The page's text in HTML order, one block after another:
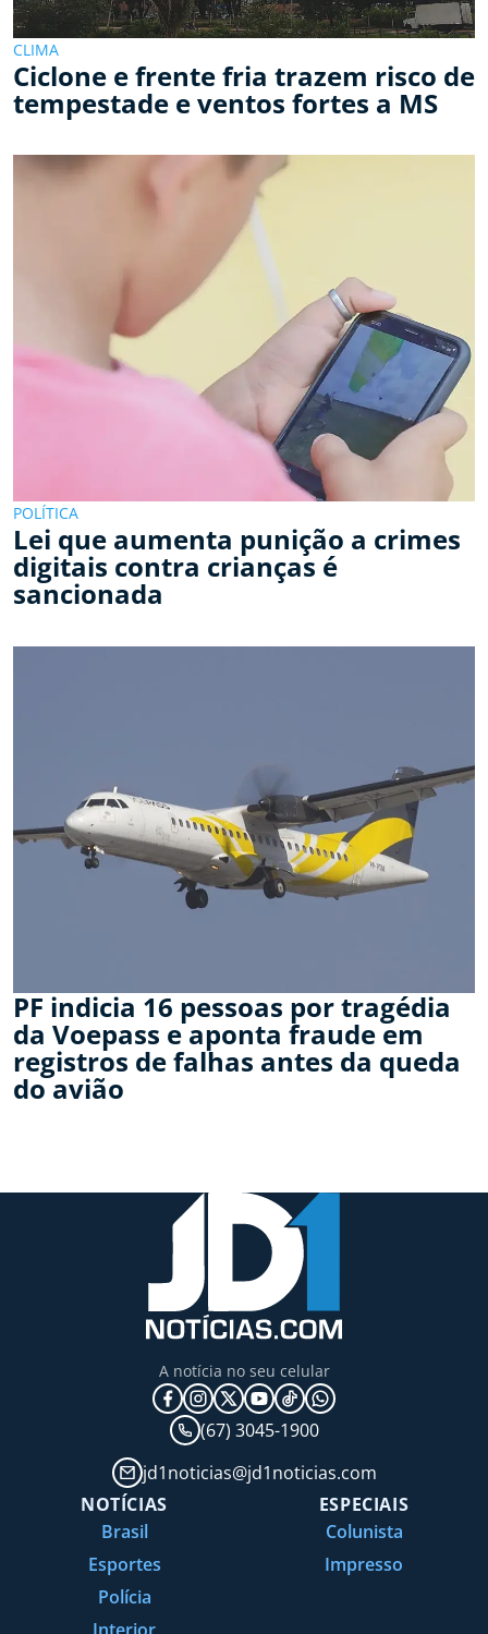
CLIMA
Ciclone e frente fria trazem risco de
tempestade e ventos fortes a MS
POLÍTICA
Lei que aumenta punição a crimes
digitais contra crianças é
sancionada
PF indicia 16 pessoas por tragédia
da Voepass e aponta fraude em
registros de falhas antes da queda
do avião
A notícia no seu celular
(67) 3045-1900
jd1noticias@jd1noticias.com
NOTÍCIAS
Brasil
Esportes
Polícia
ESPECIAIS
Colunista
Impresso